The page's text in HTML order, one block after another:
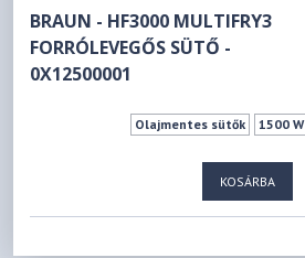
BRAUN - HF3000 MULTIFRY3
FORRÓLEVEGŐS SÜTŐ -
0X12500001
Olajmentes sütők 1500 W
KOSÁRBA